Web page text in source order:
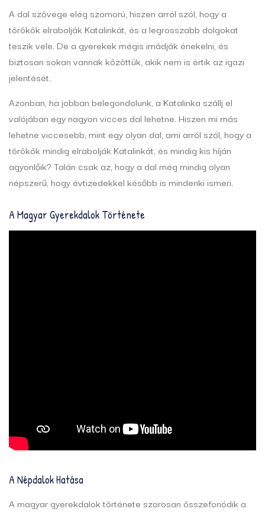
A dal szövege elég szomorú, hiszen arról szól, hogy a
törökök elrabolják Katalinkát, és a legrosszabb dolgokat
teszik vele. De a gyerekek mégis imádják énekelni, és
biztosan sokan vannak közöttük, akik nem is értik az igazi
jelentését.
Azonban, ha jobban belegondolunk, a Katalinka szállj el
valójában egy nagyon vicces dal lehetne. Hiszen mi más
lehetne viccesebb, mint egy olyan dal, ami arról szól, hogy a
törökök mindig elrabolják Katalinkát, és mindig kis híján
agyonlőik? Talán csak az, hogy a dal még mindig olyan
népszerű, hogy évtizedekkel később is mindenki ismeri.
A Magyar Gyerekdalok Története
A Népdalok Hatása
A magyar gyerekdalok története szorosan összefonódik a